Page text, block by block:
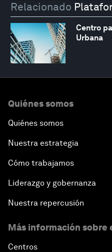
Relacionado
Centro
Urbana
Quiénes somos
Quiénes somos
Nuestra estrategia
Cómo trabajamos
Liderazgo y gobernanza
Nuestra repercusión
Más información sobre
Centros